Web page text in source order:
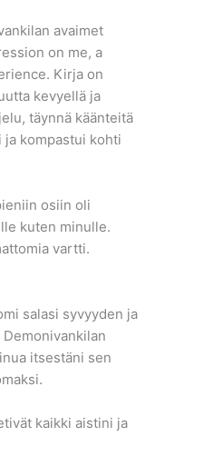
avaimet
on me, a
Kirja on
kevyellä ja
täynnä käänteitä
ja kompastui kohti
osiin oli
kuten minulle.
vartti.
salasi syvyyden ja
itsestäni sen
kaikki aistini ja